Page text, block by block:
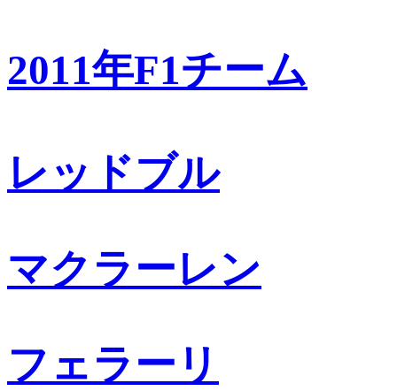
2011年F1チーム
レッドブル
マクラーレン
フェラーリ